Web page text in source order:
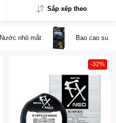
Sắp xếp theo
Phổ biến
Giá từ thấp - cao
Nước nhỏ mắt Bao cao su
-32%